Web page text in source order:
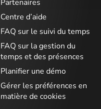
Partenaires
Centre d’aide
FAQ sur le suivi du temps
FAQ sur la gestion du
temps et des présences
Planifier une démo
Gérer les préférences en
matière de cookies